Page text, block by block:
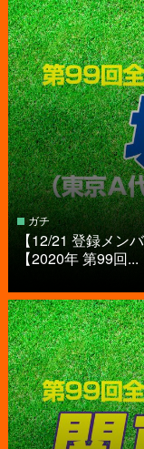
ガチ
【12/21 登録メン
【2020年 第99回...